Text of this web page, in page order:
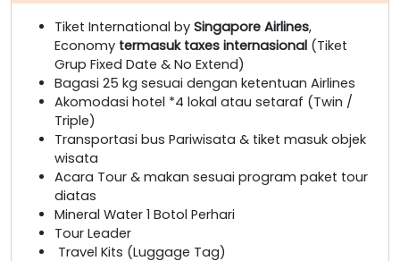
Tiket International by Singapore Airlines,
Economy termasuk taxes internasional (Tiket
Grup Fixed Date & No Extend)
Bagasi 25 kg sesuai dengan ketentuan Airlines
Akomodasi hotel *4 lokal atau setaraf (Twin /
Triple)
Transportasi bus Pariwisata & tiket masuk objek
wisata
Acara Tour & makan sesuai program paket tour
diatas
Mineral Water 1 Botol Perhari
Tour Leader
Travel Kits (Luggage Tag)